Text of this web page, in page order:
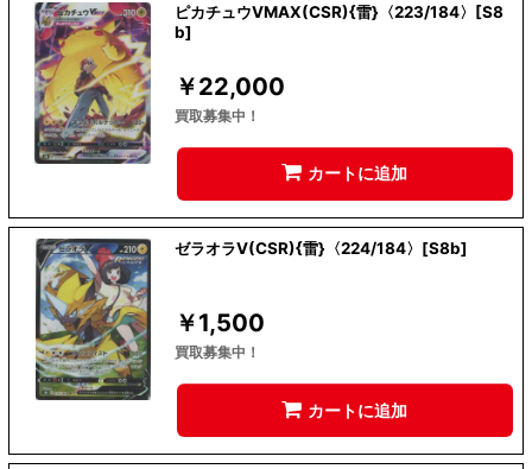
ピカチュウVMAX(CSR){雷}〈223/184〉[S8
b]
￥22,000
買取募集中！
カートに追加
ゼラオラV(CSR){雷}〈224/184〉[S8b]
￥1,500
買取募集中！
カートに追加